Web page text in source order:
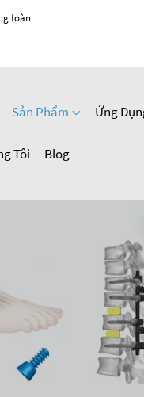
toàn
Sản Phẩm Ứng
Tôi Blog